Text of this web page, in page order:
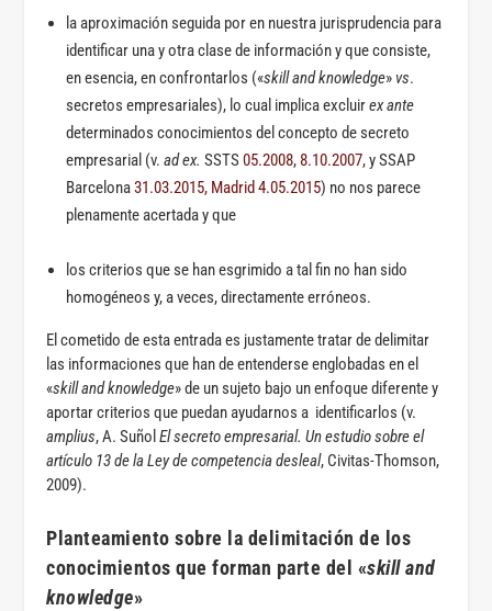
la aproximación seguida por en nuestra jurisprudencia para
identificar una y otra clase de información y que consiste,
en esencia, en confrontarlos («skill and knowledge» vs.
secretos empresariales), lo cual implica excluirex ante
determinados conocimientos del concepto de secreto
empresarial (v. ad ex. SSTS 05.2008, 8.10.2007, y SSAP
Barcelona31.03.2015, Madrid 4.05.2015) no nos parece
plenamente acertada y que
los criterios que se han esgrimido a tal fin no han sido
homogéneos y, a veces, directamente erróneos.
El cometido de esta entrada es justamente tratar de delimitar
las informaciones que han de entenderse englobadas en el
«skill and knowledge» de un sujeto bajo un enfoque diferente y
aportar criterios que puedan ayudarnos a identificarlos (v.
amplius, A. Suñol El secreto empresarial. Un estudio sobre el
artículo 13 de la Ley de competencia desleal, Civitas-Thomson,
2009).
Planteamiento sobre la delimitación de los
conocimientos que forman parte del «skill and
knowledge»